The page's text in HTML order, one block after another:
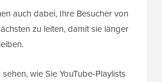
auch dabei, Ihre Besucher von
zu leiten, damit sie länger
wie Sie YouTube-Playlists